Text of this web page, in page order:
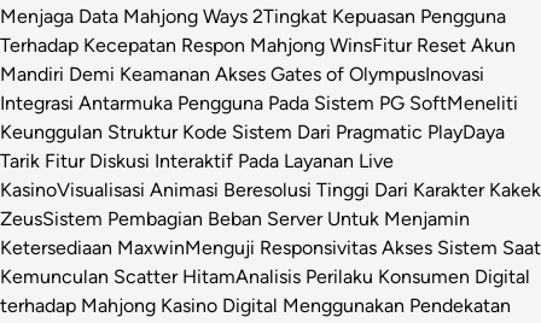
Menjaga Data Mahjong Ways 2Tingkat Kepuasan Pengguna
Terhadap Kecepatan Respon Mahjong WinsFitur Reset Akun
Mandiri Demi Keamanan Akses Gates of OlympusInovasi
Integrasi Antarmuka Pengguna Pada Sistem PG SoftMeneliti
Keunggulan Struktur Kode Sistem Dari Pragmatic PlayDaya
Tarik Fitur Diskusi Interaktif Pada Layanan Live
KasinoVisualisasi Animasi Beresolusi Tinggi Dari Karakter Kakek
ZeusSistem Pembagian Beban Server Untuk Menjamin
Ketersediaan MaxwinMenguji Responsivitas Akses Sistem Saat
Kemunculan Scatter HitamAnalisis Perilaku Konsumen Digital
terhadap Mahjong Kasino Digital Menggunakan Pendekatan